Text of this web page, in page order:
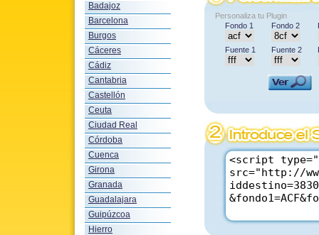
Badajoz
Barcelona
Burgos
Cáceres
Cádiz
Cantabria
Castellón
Ceuta
Ciudad Real
Córdoba
Cuenca
Girona
Granada
Guadalajara
Guipúzcoa
Hierro
Personaliza tu Plugin
Fondo 1
Fondo 2
Fuente 1 Fuente 2